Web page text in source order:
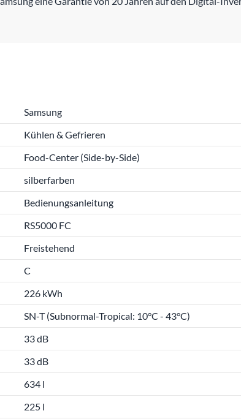
Samsung
Kühlen & Gefrieren
Food-Center (Side-by-Side)
silberfarben
Bedienungsanleitung
RS5000 FC
Freistehend
C
226 kWh
SN-T (Subnormal-Tropical: 10°C - 43°C)
33 dB
33 dB
634 l
225 l